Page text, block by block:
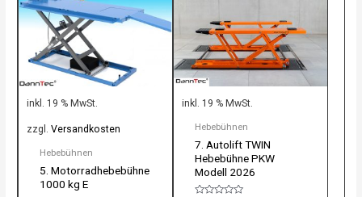
inkl. 19 % MwSt.
zzgl.Versandkosten
Hebebühnen
5. Motorradhebebühne
1000 kg E
inkl. 19 % MwSt.
Hebebühnen
7. Autolift TWIN
Hebebühne PKW
Modell 2026